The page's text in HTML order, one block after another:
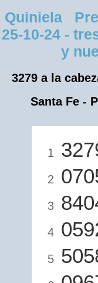
Quiniela
25-10-24 -
y
3279 a la
Santa Fe -
1
2
3
4
5